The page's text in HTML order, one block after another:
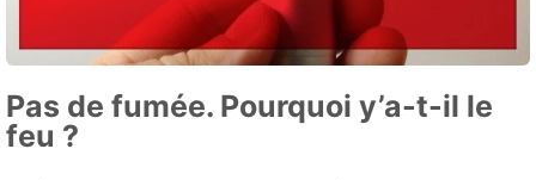
Pas de fumée. Pourquoi y’a-t-il le
feu ?